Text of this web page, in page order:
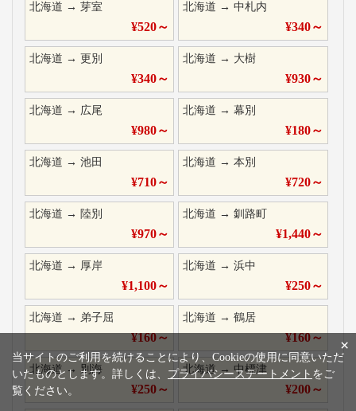
北海道 → 芽室
¥520～
北海道 →中札内
¥340～
北海道 → 更別
¥340～
北海道 → 大樹
¥930～
北海道 → 広尾
¥980～
北海道 →幕別
¥180～
北海道 → 池田
¥710～
北海道 →本別
¥720～
北海道 → 陸別
¥970～
北海道 →釧路町
¥1,440～
北海道 → 厚岸
¥1,100～
北海道 →浜中
¥250～
北海道 → 弟子屈
¥160～
北海道 →鶴居
¥160～
北海道→ 別海
¥250～
北海道→ 中標津
¥200～
×
当サイトのご利用を続けることにより、Cookieの使用に同意いただ
いたものとします。詳しくは、 プライバシーステートメント をご
覧ください。